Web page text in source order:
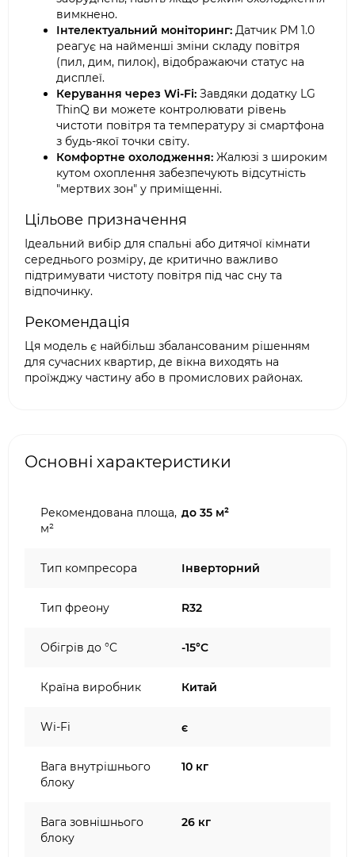
вимкнено.
Інтелектуальний моніторинг: Датчик PM 1.0
реагує на найменші зміни складу повітря
(пил, дим, пилок), відображаючи статус на
дисплеї.
Керування через Wi-Fi: Завдяки додатку LG
ThinQ ви можете контролювати рівень
чистоти повітря та температуру зі смартфона
з будь-якої точки світу.
Комфортне охолодження: Жалюзі з широким
кутом охоплення забезпечують відсутність
"мертвих зон" у приміщенні.
Цільове призначення
Ідеальний вибір для спальні або дитячої кімнати
середнього розміру, де критично важливо
підтримувати чистоту повітря під час сну та
відпочинку.
Рекомендація
Ця модель є найбільш збалансованим рішенням
для сучасних квартир, де вікна виходять на
проїжджу частину або в промислових районах.
Основні характеристики
Рекомендована площа,
м²
до 35 м²
Тип компресора Інверторний
Тип фреону R32
Обігрів до °C -15°C
Країна виробник Китай
Wi-Fi є
Вага внутрішнього
блоку
10 кг
Вага зовнішнього
блоку
26 кг